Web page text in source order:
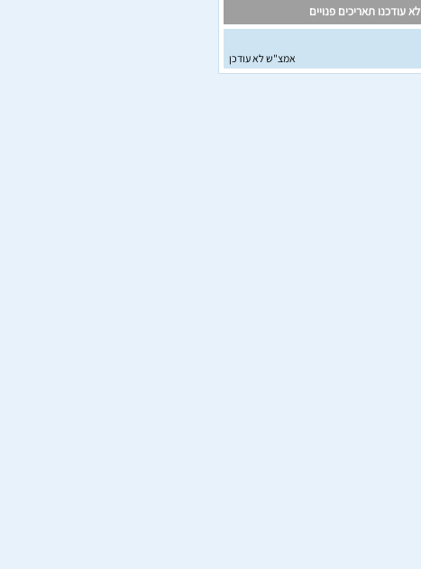
לא עודכנו תאריכים פנויים
אמצ"ש לא עודכן